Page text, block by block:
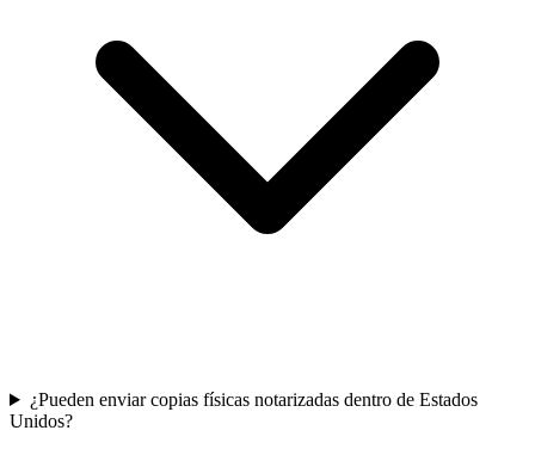
¿Pueden enviar copias físicas notarizadas dentro de Estados
Unidos?